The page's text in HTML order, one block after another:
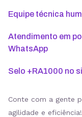
Equipe técnica
Atendimento em
WhatsApp
Selo +RA1000 no
Conte com a gente
agilidade e eficiência!